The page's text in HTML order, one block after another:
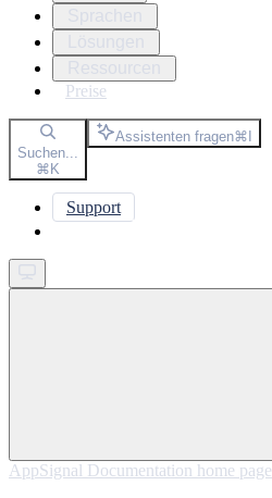
Preise
Suchen...
⌘K
Assistenten fragen⌘I
Support
AppSignal Documentation home page